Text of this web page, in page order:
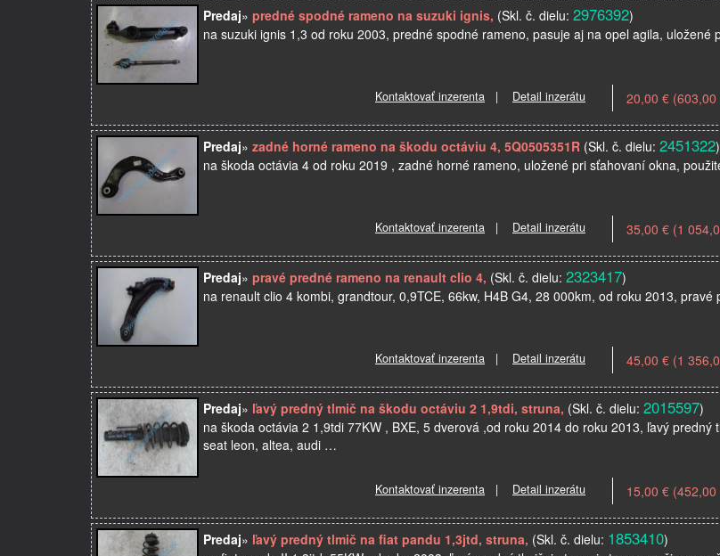
Predaj» predné spodné rameno na suzuki ignis, (Skl. č. dielu: 2976392)
na suzuki ignis 1,3 od roku 2003, predné spodné rameno, pasuje aj na opel agila, uložené
Kontaktovať inzerenta | Detail inzerátu 20,00 € (603,00
Predaj» zadné horné rameno na škodu octáviu 4, 5Q0505351R (Skl. č. dielu: 2451322)
na škoda octávia 4 od roku 2019 , zadné horné rameno, uložené pri sťahovaní okna,
Kontaktovať inzerenta | Detail inzerátu 35,00 € (1
Predaj» pravé predné rameno na renault clio 4, (Skl. č. dielu: 2323417)
na renault clio 4 kombi, grandtour, 0,9TCE, 66kw, H4B G4, 28 000km, od roku 2013,
Kontaktovať inzerenta | Detail inzerátu 45,00 € (1
Predaj» ľavý predný tlmič na škodu octáviu 2 1,9tdi, struna, (Skl. č. dielu: 2015597)
na škoda octávia 2 1,9tdi 77KW , BXE, 5 dverová ,od roku 2014 do roku 2013, ľavý
seat leon, altea, audi …
Kontaktovať inzerenta | Detail inzerátu 15,00 € (452,00
Predaj» ľavý predný tlmič na fiat pandu 1,3jtd, struna, (Skl. č. dielu: 1853410)